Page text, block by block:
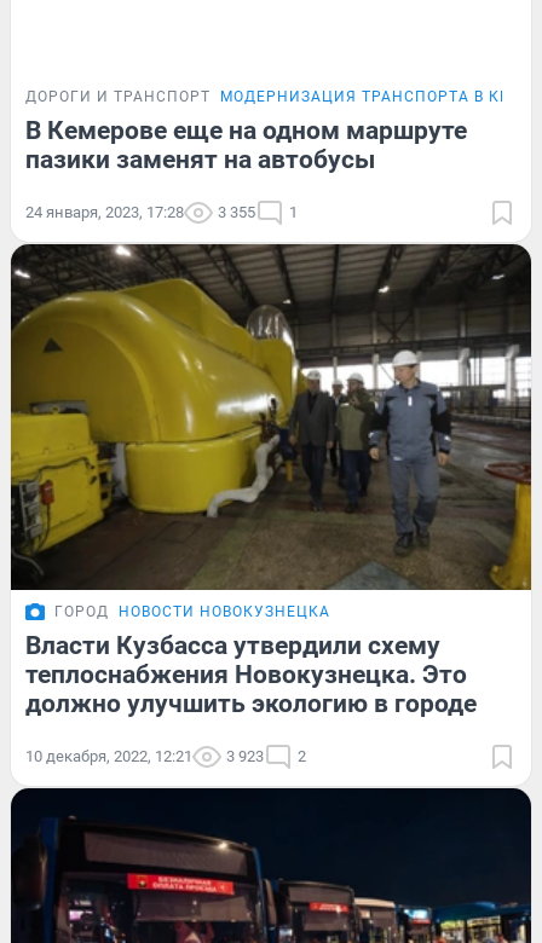
ДОРОГИ И ТРАНСПОРТ МОДЕРНИЗАЦИЯ ТРАНСПОРТА В
В Кемерове еще на одном маршруте
пазики заменят на автобусы
24 января, 2023, 17:28 3 355 1
ГОРОД НОВОСТИ НОВОКУЗНЕЦКА
Власти Кузбасса утвердили схему
теплоснабжения Новокузнецка. Это
должно улучшить экологию в городе
10 декабря, 2022, 12:21 3 923 2